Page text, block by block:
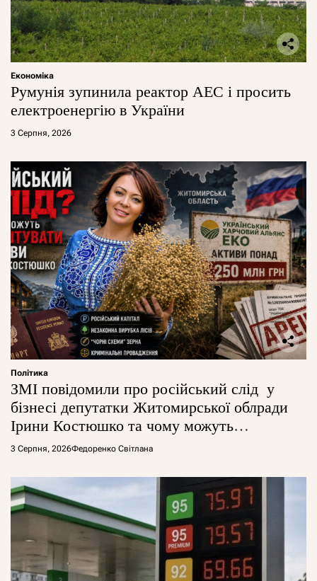
Економіка
Румунія зупинила реактор АЕС і просить
електроенергію в України
3 Серпня, 2026
Політика
ЗМІ повідомили про російський слід у
бізнесі депутатки Житомирської облради
Ірини Костюшко та чому можуть
арештувати її активи
3 Серпня, 2026Федоренко Світлана